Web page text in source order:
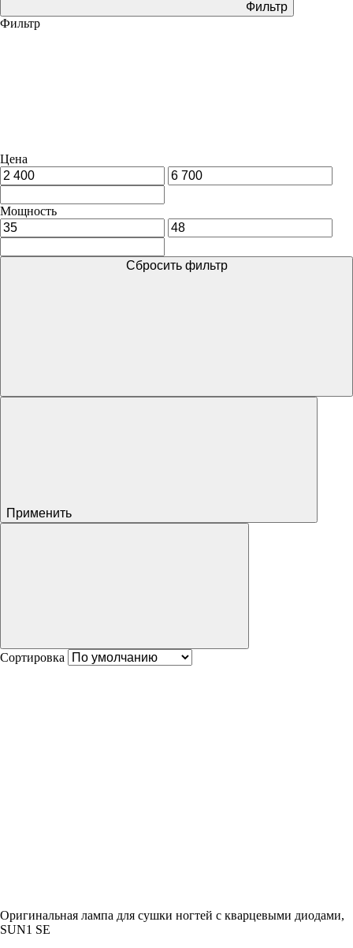
Фильтр
Фильтр
Цена
Мощность
Сбросить фильтр
Применить
Сортировка
Оригинальная лампа для сушки ногтей с кварцевыми диодами,
SUN1 SE